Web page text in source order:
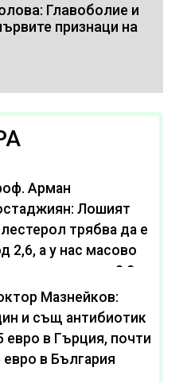
Главоболие и
признаци на
Арман
Лошият
трябва да е
2,6, а у нас масово
живее с нива от 3,2
Мазнейков:
и същ антибиотик
евро в Гърция, почти
евро в България